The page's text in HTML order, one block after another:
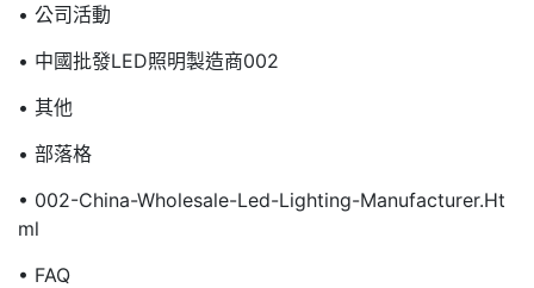
• 公司活動
• 中國批發LED照明製造商002
• 其他
• 部落格
• 002-China-Wholesale-Led-Lighting-Manufacturer.ht
Ml
• FAQ